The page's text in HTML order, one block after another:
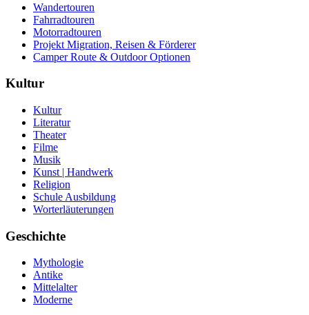
Wandertouren
Fahrradtouren
Motorradtouren
Projekt Migration, Reisen & Förderer
Camper Route & Outdoor Optionen
Kultur
Kultur
Literatur
Theater
Filme
Musik
Kunst | Handwerk
Religion
Schule Ausbildung
Worterläuterungen
Geschichte
Mythologie
Antike
Mittelalter
Moderne